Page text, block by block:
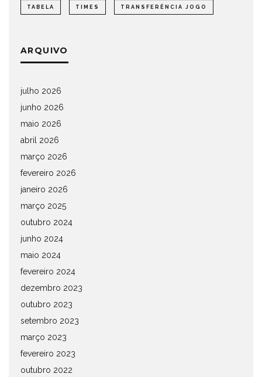
TABELA TIMES TRANSFERÊNCIA JOGO
ARQUIVO
julho 2026
junho 2026
maio 2026
abril 2026
março 2026
fevereiro 2026
janeiro 2026
março 2025
outubro 2024
junho 2024
maio 2024
fevereiro 2024
dezembro 2023
outubro 2023
setembro 2023
março 2023
fevereiro 2023
outubro 2022